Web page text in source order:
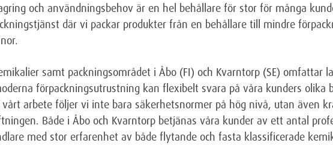
och användningsbehov är en hel behållare för stor för många
där vi packar produkter från en behållare till mindre
samt packningsområdet i Åbo (FI) och Kvarntorp (SE) omfattar
förpackningsutrustning kan flexibelt svara på våra kunders olika
arbete följer vi inte bara säkerhetsnormer på hög nivå, utan även
Både i Åbo och Kvarntorp betjänas våra kunder av ett antal
med stor erfarenhet av både flytande och fasta klassificerade